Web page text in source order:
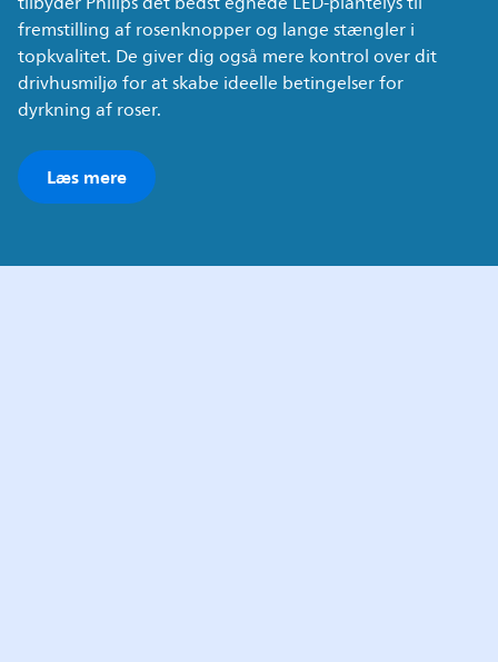
fremstilling af rosenknopper og lange stængler i
topkvalitet. De giver dig også mere kontrol over dit
drivhusmiljø for at skabe ideelle betingelser for
dyrkning af roser.
Læs mere